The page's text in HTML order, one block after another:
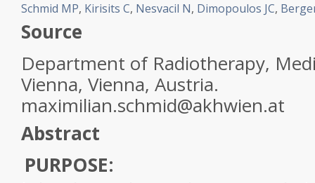
Schmid MP, Kirisits C, Nesvacil N, Dimopoulos JC,
Source
Department of Radiotherapy,
Vienna, Vienna, Austria.
maximilian.schmid@akhwien.at
Abstract
PURPOSE: